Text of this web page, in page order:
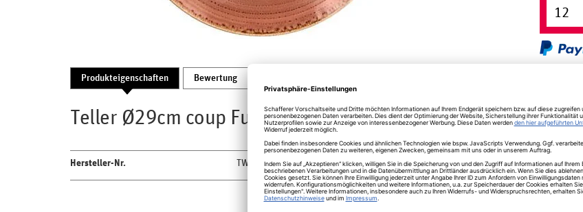
Produkteigenschaften Bewertung
Teller Ø29cm coup Fusion Twirl coral
Hersteller-Nr. TWNNPR29CO